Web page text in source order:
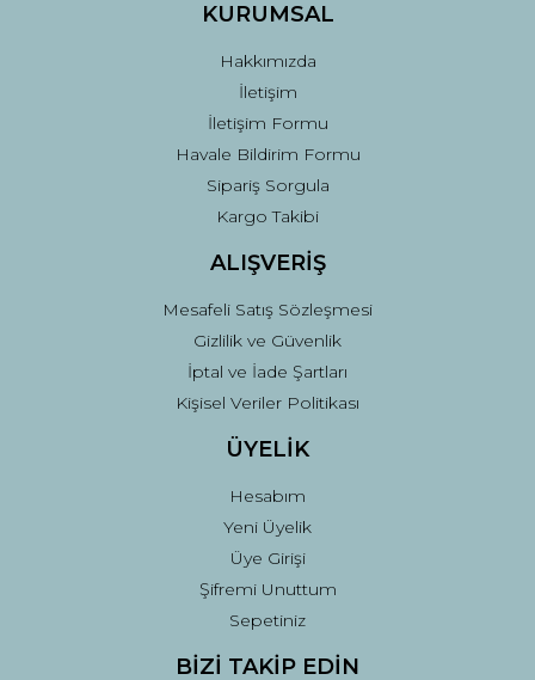
KURUMSAL
Hakkımızda
İletişim
İletişim Formu
Havale Bildirim Formu
Sipariş Sorgula
Kargo Takibi
ALIŞVERİŞ
Mesafeli Satış Sözleşmesi
Gizlilik ve Güvenlik
İptal ve İade Şartları
Kişisel Veriler Politikası
ÜYELİK
Hesabım
Yeni Üyelik
Üye Girişi
Şifremi Unuttum
Sepetiniz
BİZİ TAKİP EDİN